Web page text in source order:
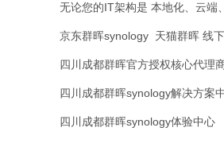
无论您的IT架构是 本地化、云端
京东群晖synology 天猫群晖 线
四川成都群晖官方授权核心代理
四川成都群晖synology解决方案
四川成都群晖synology体验中心